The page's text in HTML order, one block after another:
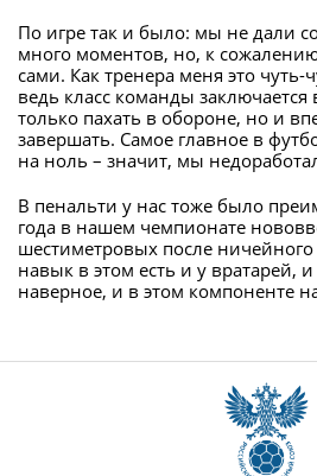
По игре так и было: мы не дали
много моментов, но, к
сами. Как тренера меня это чуть-
ведь класс команды
только пахать в обороне, но и
завершать. Самое главное в
на ноль – значит, мы
В пенальти у нас тоже было
года в нашем чемпионате
шестиметровых после ничейного
навык в этом есть и у вратарей,
наверное, и в этом компоненте